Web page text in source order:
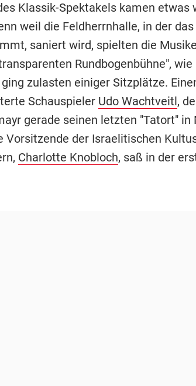
Klassik-Spektakels kamen etwas
weil die Feldherrnhalle, in der
saniert wird, spielten die
Rundbogenbühne", wie
zulasten einiger Sitzplätze.
Schauspieler Udo Wachtveitl,
gerade seinen letzten "Tatort" in
Vorsitzende der Israelitischen
Charlotte Knobloch, saß in der